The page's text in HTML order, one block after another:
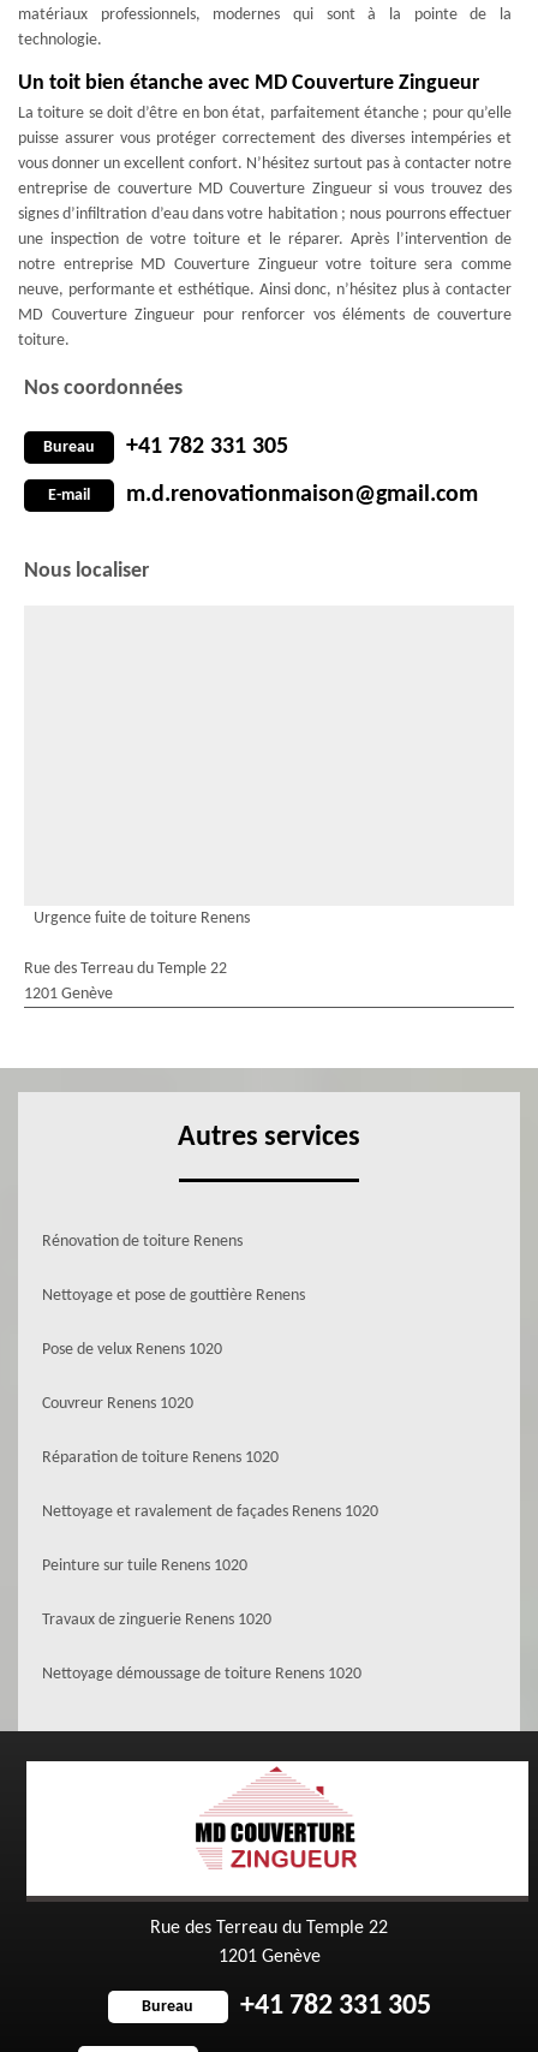
matériaux professionnels, modernes qui sont à la pointe de la
technologie.
Un toit bien étanche avec MD Couverture Zingueur
La toiture se doit d’être en bon état, parfaitement étanche ; pour qu’elle
puisse assurer vous protéger correctement des diverses intempéries et
vous donner un excellent confort. N’hésitez surtout pas à contacter notre
entreprise de couverture MD Couverture Zingueur si vous trouvez des
signes d’infiltration d’eau dans votre habitation ; nous pourrons effectuer
une inspection de votre toiture et le réparer. Après l’intervention de
notre entreprise MD Couverture Zingueur votre toiture sera comme
neuve, performante et esthétique. Ainsi donc, n’hésitez plus à contacter
MD Couverture Zingueur pour renforcer vos éléments de couverture
toiture.
Nos coordonnées
Bureau +41 782 331 305
E-mail m.d.renovationmaison@gmail.com
Nous localiser
Urgence fuite de toiture Renens
Rue des Terreau du Temple 22
1201 Genève
Autres services
Rénovation de toiture Renens
Nettoyage et pose de gouttière Renens
Pose de velux Renens 1020
Couvreur Renens 1020
Réparation de toiture Renens 1020
Nettoyage et ravalement de façades Renens 1020
Peinture sur tuile Renens 1020
Travaux de zinguerie Renens 1020
Nettoyage démoussage de toiture Renens 1020
Rue des Terreau du Temple 22
1201 Genève
Bureau +41 782 331 305